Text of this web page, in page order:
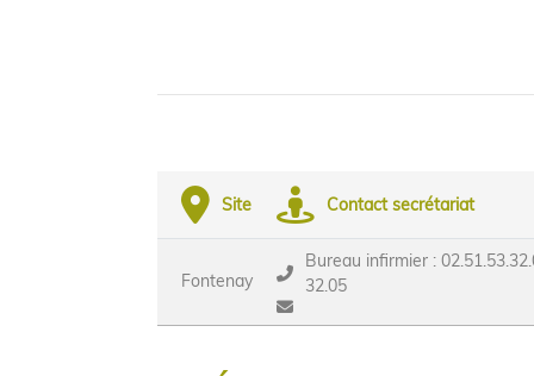
Site Contact secrétariat
Fontenay
Bureau infirmier :
32.05